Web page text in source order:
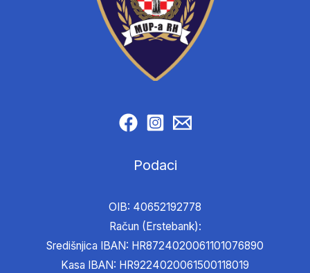
Podaci
OIB: 40652192778
Račun (Erstebank):
Središnjica IBAN: HR8724020061101076890
Kasa IBAN: HR9224020061500118019